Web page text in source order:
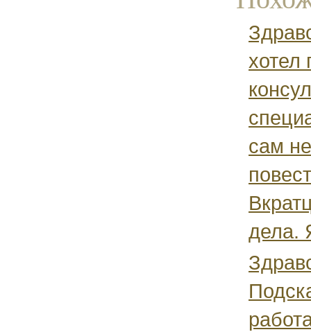
хотел
сам
дела.